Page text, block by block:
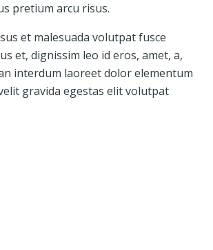
pretium arcu risus.
et malesuada volutpat fusce
et, dignissim leo id eros, amet, a,
interdum laoreet dolor elementum
gravida egestas elit volutpat